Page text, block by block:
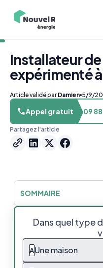
Installateur
expérimenté
Article validé par Damien 5/9/
Appel gratuit 09
Partagez l'article
Dans quel type
AUne maison
SOMMAIRE
Quelles sont les
d'installation de
Quelles sont les
panneaux solaires à